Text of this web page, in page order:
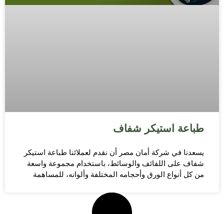
طباعة استيكر شفاف
يسعدنا في شركة أمان مصر أن نقدم لعملائنا طباعة استيكر
شفاف على اللفائف والوسائط، باستخدام مجموعة واسعة
من كل أنواع الورق وأحجامه المختلفة وألوانه، للمساهمة